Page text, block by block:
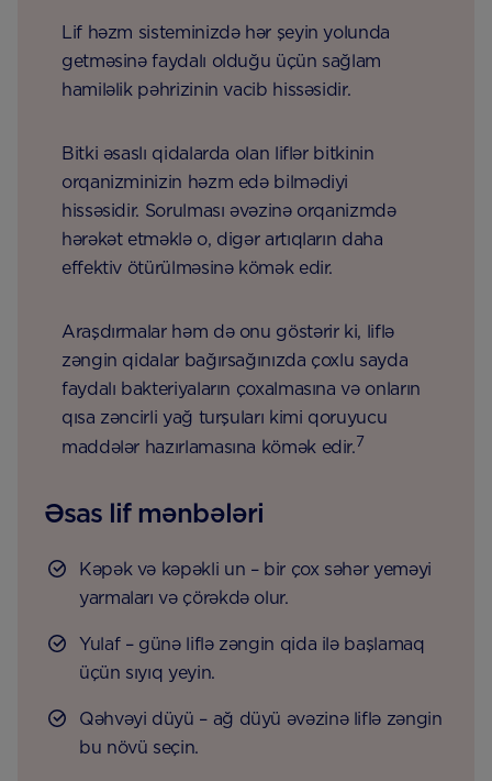
Lif həzm sisteminizdə hər şeyin yolunda
getməsinə faydalı olduğu üçün sağlam
hamiləlik pəhrizinin vacib hissəsidir.
Bitki əsaslı qidalarda olan liflər bitkinin
orqanizminizin həzm edə bilmədiyi
hissəsidir. Sorulması əvəzinə orqanizmdə
hərəkət etməklə o, digər artıqların daha
effektiv ötürülməsinə kömək edir.
Araşdırmalar həm də onu göstərir ki, liflə
zəngin qidalar bağırsağınızda çoxlu sayda
faydalı bakteriyaların çoxalmasına və onların
qısa zəncirli yağ turşuları kimi qoruyucu
maddələr hazırlamasına kömək edir.7
Əsas lif mənbələri
Kəpək və kəpəkli un – bir çox səhər yeməyi
yarmaları və çörəkdə olur.
Yulaf – günə liflə zəngin qida ilə başlamaq
üçün sıyıq yeyin.
Qəhvəyi düyü – ağ düyü əvəzinə liflə zəngin
bu növü seçin.